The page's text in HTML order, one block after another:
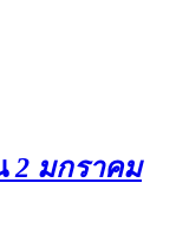
2 มกราคม